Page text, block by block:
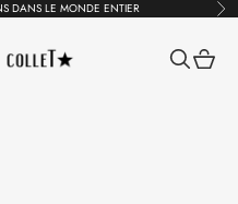
DANS LE MONDE ENTIER
Jewellery
Ouvrir la
Voir